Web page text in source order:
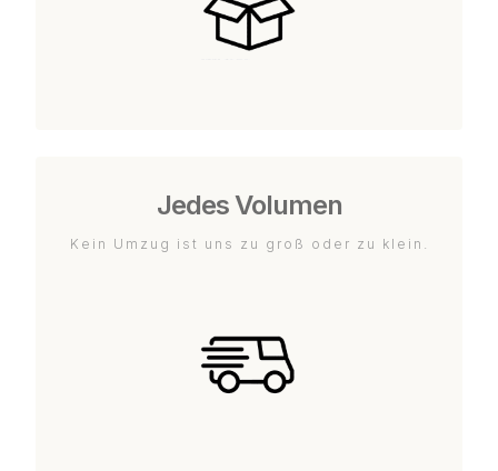
Jedes Volumen
Kein Umzug ist uns zu groß oder zu klein.